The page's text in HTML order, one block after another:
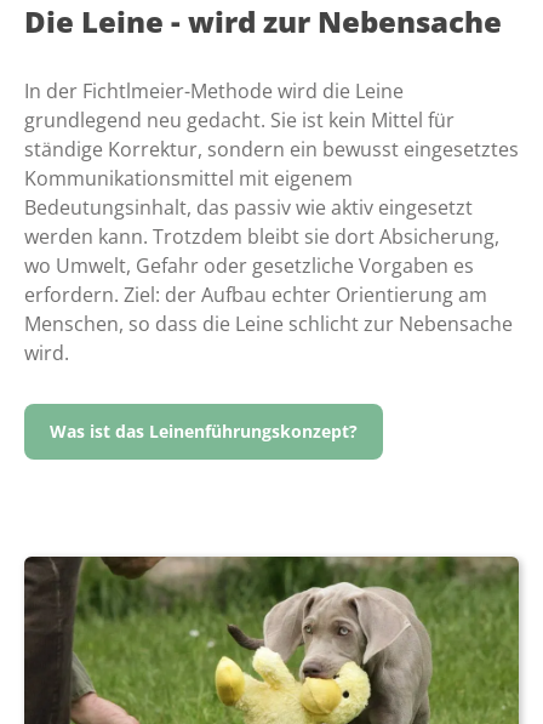
Die Leine - wird zur Nebensache
In der Fichtlmeier-Methode wird die Leine
grundlegend neu gedacht. Sie ist kein Mittel für
ständige Korrektur, sondern ein bewusst eingesetztes
Kommunikationsmittel mit eigenem
Bedeutungsinhalt, das passiv wie aktiv eingesetzt
werden kann. Trotzdem bleibt sie dort Absicherung,
wo Umwelt, Gefahr oder gesetzliche Vorgaben es
erfordern. Ziel: der Aufbau echter Orientierung am
Menschen, so dass die Leine schlicht zur Nebensache
wird.
Was ist das Leinenführungskonzept?